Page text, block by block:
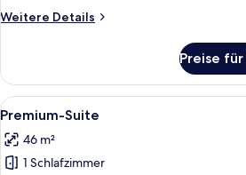
Weitere Details
Weitere
Doppelzimmer
Preise
Alle
Fotos
für
Premium-
Ein
7
Premium-Suite
46 m²
1 Schlafzimmer